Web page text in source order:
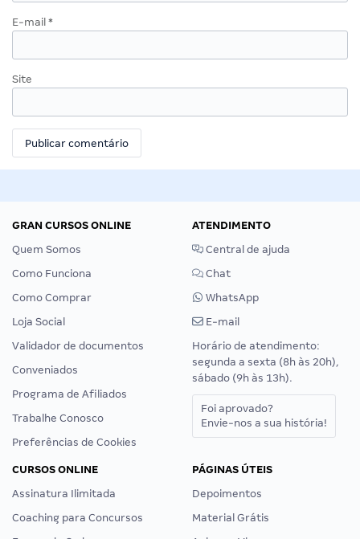
E-mail *
Site
GRAN CURSOS ONLINE
Quem Somos
Como Funciona
Como Comprar
Loja Social
Validador de documentos
Conveniados
Programa de Afiliados
Trabalhe Conosco
Preferências de Cookies
ATENDIMENTO
Central de ajuda
Chat
WhatsApp
E-mail
Horário de atendimento:
segunda a sexta (8h às 20h),
sábado (9h às 13h).
Foi aprovado?
Envie-nos a sua história!
CURSOS ONLINE
Assinatura Ilimitada
Coaching para Concursos
PÁGINAS ÚTEIS
Depoimentos
Material Grátis